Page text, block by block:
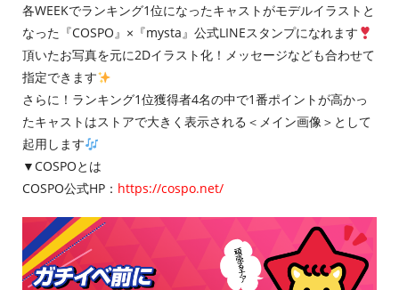
各WEEKでランキング1位になったキャストがモデルイラストと
なった『COSPO』×『mysta』公式LINEスタンプになれます
頂いたお写真を元に2Dイラスト化！メッセージなども合わせて
指定できます
さらに！ランキング1位獲得者4名の中で1番ポイントが高かっ
たキャストはストアで大きく表示される＜メイン画像＞として
起用します
▼COSPOとは
COSPO公式HP： https://cospo.net/